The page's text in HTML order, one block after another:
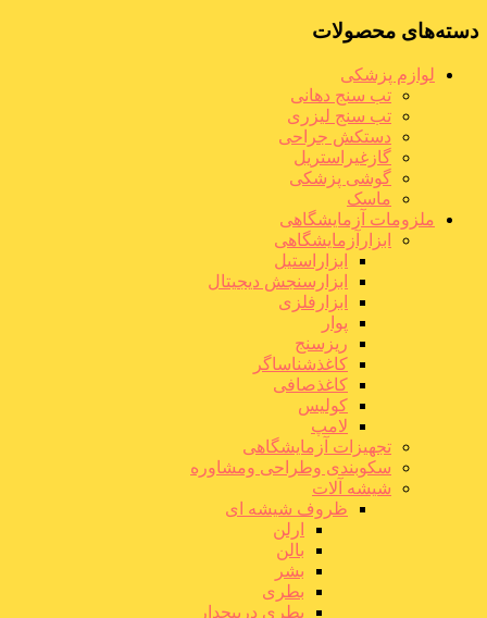
دسته‌های محصولات
لوازم پزشکی
تب سنج دهانی
تب سنج لیزری
دستکش جراحی
گازغیراستریل
گوشی پزشکی
ماسک
ملزومات آزمایشگاهی
ابزارآزمایشگاهی
ابزاراستیل
ابزارسنجش دیجیتال
ابزارفلزی
پوار
ریزسنج
کاغذشناساگر
کاغذصافی
کولیس
لامپ
تجهیزات آزمایشگاهی
سکوبندی وطراحی ومشاوره
شیشه آلات
ظروف شیشه ای
ارلن
بالن
بشر
بطری
بطری درپیچدار